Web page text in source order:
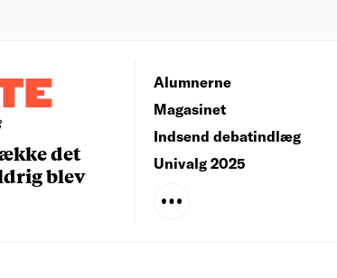
det
blev
Alumnerne
Magasinet
Indsend debatindlæg
Univalg 2025